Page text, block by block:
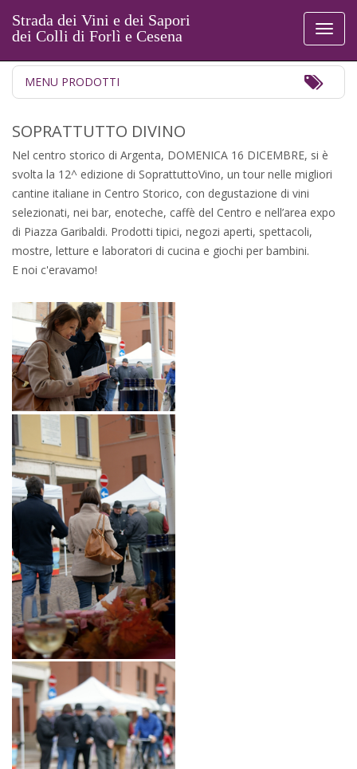
Strada dei Vini e dei Sapori
dei Colli di Forlì e Cesena
MENU PRODOTTI
SOPRATTUTTO DIVINO
Nel centro storico di Argenta, DOMENICA 16 DICEMBRE, si è
svolta la 12^ edizione di SoprattuttoVino, un tour nelle migliori
cantine italiane in Centro Storico, con degustazione di vini
selezionati, nei bar, enoteche, caffè del Centro e nell’area expo
di Piazza Garibaldi. Prodotti tipici, negozi aperti, spettacoli,
mostre, letture e laboratori di cucina e giochi per bambini.
E noi c'eravamo!